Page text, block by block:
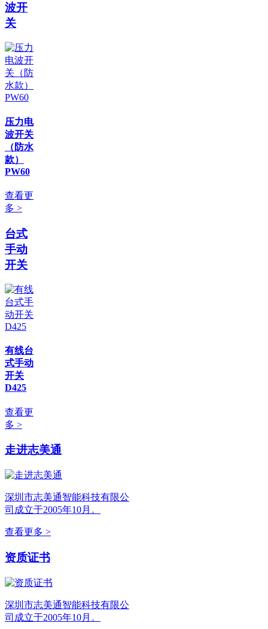
波开
关
压力电
波开关
（防水
款）
PW60
查看更
多 >
台式
手动
开关
有线台
式手动
开关
D425
查看更
多 >
走进志美通
深圳市志美通智能科技有限公
司成立于2005年10月。
查看更多 >
资质证书
深圳市志美通智能科技有限公
司成立于2005年10月。